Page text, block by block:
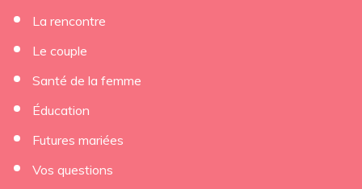
La rencontre
Le couple
Santé de la femme
Éducation
Futures mariées
Vos questions